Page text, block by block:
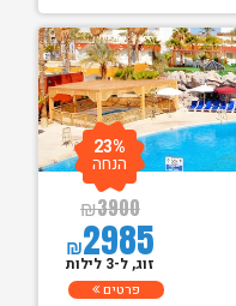
₪3900
₪2985
23%
הנחה
זוג, ל-3 לילות
פרטים